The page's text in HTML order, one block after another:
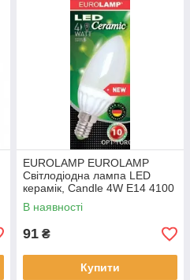
EUROLAMP EUROLAMP
Світлодіодна лампа LED
керамік, Candle 4W E14 4100
K (50)
В наявності
91 ₴
Купити